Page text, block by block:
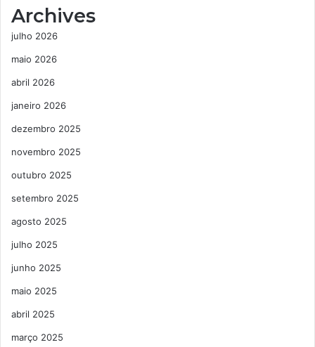
Archives
julho 2026
maio 2026
abril 2026
janeiro 2026
dezembro 2025
novembro 2025
outubro 2025
setembro 2025
agosto 2025
julho 2025
junho 2025
maio 2025
abril 2025
março 2025